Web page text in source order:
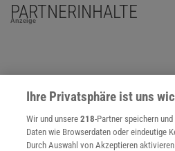
PARTNERINHALTE
Anzeige
Ihre Privatsphäre ist uns
Wir und unsere218-Partner speichern
Daten wie Browserdaten oder eindeutige
Durch Auswahl von Akzeptieren